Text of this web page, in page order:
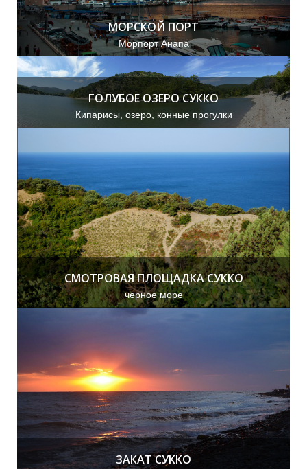
О
А
МОРСКОЙ ПОРТ
Морпорт Анапа
ГОЛУБОЕ ОЗЕРО СУККО
Кипарисы, озеро, конные прогулки
СМОТРОВАЯ ПЛОЩАДКА СУККО
черное море
ЗАКАТ СУККО
А
К